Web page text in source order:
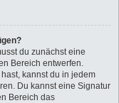
du zunächst eine
Bereich entwerfen.
kannst du in jedem
Du kannst eine Signatur
Bereich das